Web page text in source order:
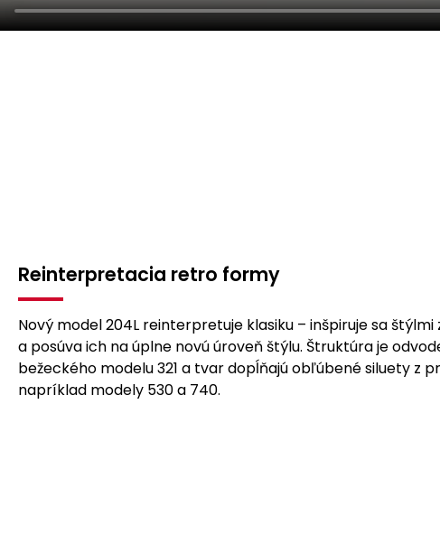
Reinterpretacia retro formy
Nový model 204L reinterpretuje klasiku – inšpiruje sa
a posúva ich na úplne novú úroveň štýlu. Štruktúra je
bežeckého modelu 321 a tvar dopĺňajú obľúbené siluety z
napríklad modely 530 a 740.